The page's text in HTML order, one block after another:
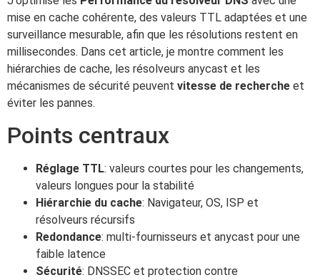
mise en cache cohérente, des valeurs TTL adaptées et une
surveillance mesurable, afin que les résolutions restent en
millisecondes. Dans cet article, je montre comment les
hiérarchies de cache, les résolveurs anycast et les
mécanismes de sécurité peuvent vitesse de recherche et
éviter les pannes.
Points centraux
Réglage TTL: valeurs courtes pour les changements,
valeurs longues pour la stabilité
Hiérarchie du cache: Navigateur, OS, ISP et
résolveurs récursifs
Redondance: multi-fournisseurs et anycast pour une
faible latence
Sécurité: DNSSEC et protection contre